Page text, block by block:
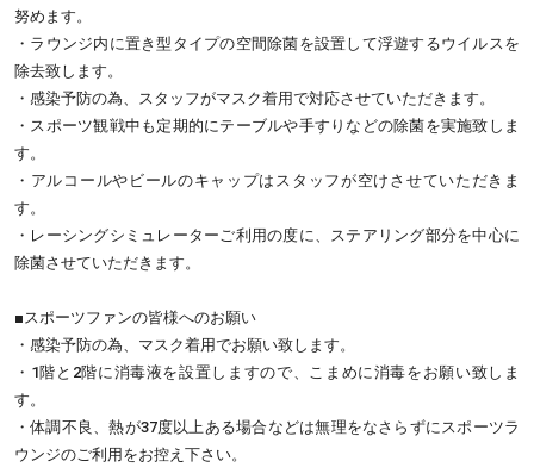
努めます。
・ラウンジ内に置き型タイプの空間除菌を設置して浮遊するウイルスを
除去致します。
・感染予防の為、スタッフがマスク着用で対応させていただきます。
・スポーツ観戦中も定期的にテーブルや手すりなどの除菌を実施致しま
す。
・アルコールやビールのキャップはスタッフが空けさせていただきま
す。
・レーシングシミュレーターご利用の度に、ステアリング部分を中心に
除菌させていただきます。
■スポーツファンの皆様へのお願い
・感染予防の為、マスク着用でお願い致します。
・1階と2階に消毒液を設置しますので、こまめに消毒をお願い致しま
す。
・体調不良、熱が37度以上ある場合などは無理をなさらずにスポーツラ
ウンジのご利用をお控え下さい。